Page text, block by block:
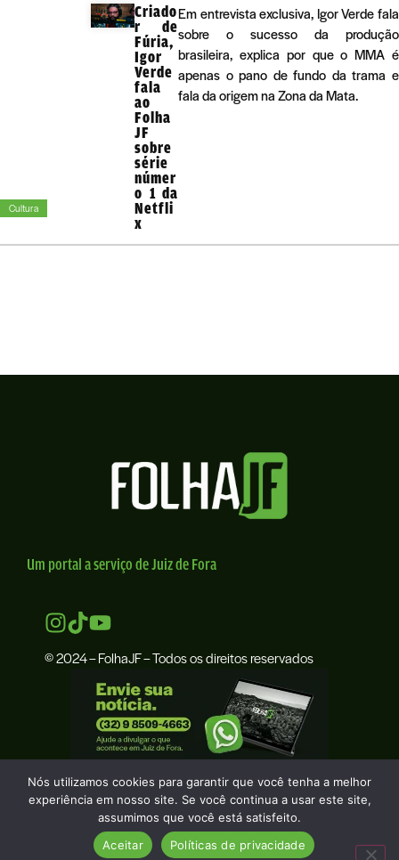
Cultura
Criado
r de
Fúria,
Igor
Verde
fala
ao
Folha
JF
sobre
série
númer
o 1 da
Netfli
x
Em entrevista exclusiva, Igor Verde fala
sobre o sucesso da produção
brasileira, explica por que o MMA é
apenas o pano de fundo da trama e
fala da origem na Zona da Mata.
Um portal a serviço de Juiz de Fora
© 2024 – FolhaJF – Todos os direitos reservados
Nós utilizamos cookies para garantir que você tenha a melhor
experiência em nosso site. Se você continua a usar este site,
assumimos que você está satisfeito.
Aceitar
Políticas de privacidade